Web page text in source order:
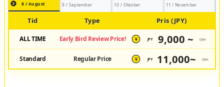
8 / August 9 / September 10 / Oktober 11 / November
Tid Type Pris (JPY)
ALL TIME Early Bird Review Price! ¥ JPY 9,000 ~ /pax
Standard Regular Price ¥ JPY 11,000~ /pax